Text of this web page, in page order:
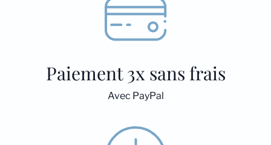
Paiement 3x sans frais
Avec PayPal